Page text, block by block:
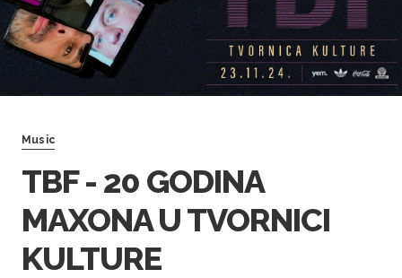
Music
TBF - 20 GODINA
MAXONA U TVORNICI
KULTURE